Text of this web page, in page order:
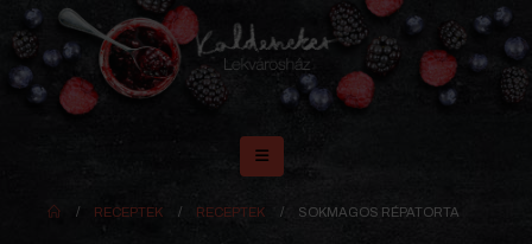
RECEPTEK RECEPTEK SOKMAGOS RÉPATORTA